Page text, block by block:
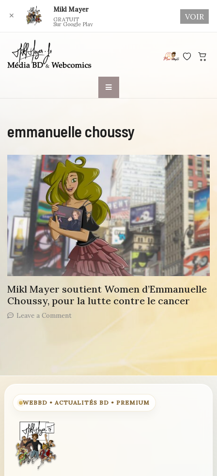
emmanuelle choussy
Mikl Mayer soutient Women d’Emmanuelle
Choussy, pour la lutte contre le cancer
Leave a Commenton
pour
la
lutte
contre
WEBBD • ACTUALITÉS BD • PREMIUM
✕
Mikl Mayer
GRATUIT
Sur Google Play
VOIR